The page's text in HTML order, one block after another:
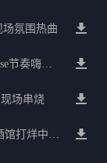
场氛围热曲
DJ阿超Remix现场舞曲串烧全英文舒适House节奏嗨到爆
场串烧
湛江DJ乌鸦精武英雄派对混搭柳州DJ小K酒馆打烊中文House串烧